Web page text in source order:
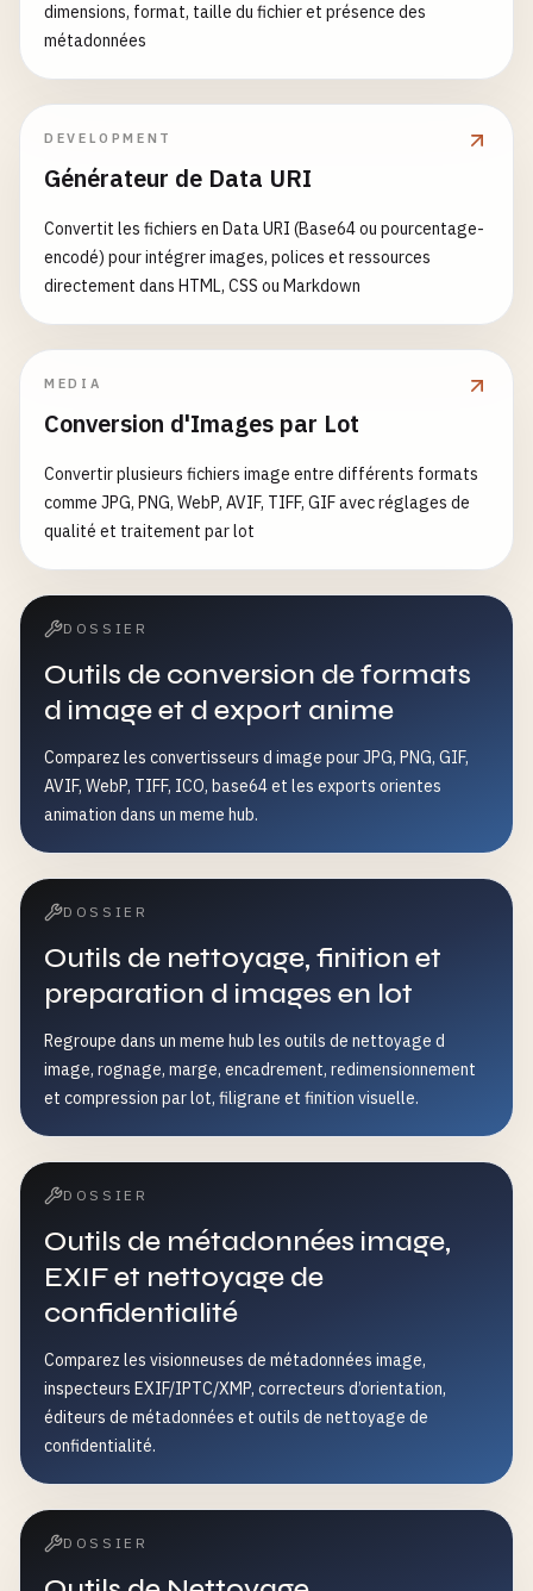
dimensions, format, taille du fichier et présence des
métadonnées
DEVELOPMENT
Générateur de Data URI
Convertit les fichiers en Data URI (Base64 ou pourcentage-
encodé) pour intégrer images, polices et ressources
directement dans HTML, CSS ou Markdown
MEDIA
Conversion d'Images par Lot
Convertir plusieurs fichiers image entre différents formats
comme JPG, PNG, WebP, AVIF, TIFF, GIF avec réglages de
qualité et traitement par lot
DOSSIER
Outils de conversion de formats
d image et d export anime
Comparez les convertisseurs d image pour JPG, PNG, GIF,
AVIF, WebP, TIFF, ICO, base64 et les exports orientes
animation dans un meme hub.
DOSSIER
Outils de nettoyage, finition et
preparation d images en lot
Regroupe dans un meme hub les outils de nettoyage d
image, rognage, marge, encadrement, redimensionnement
et compression par lot, filigrane et finition visuelle.
DOSSIER
Outils de métadonnées image,
EXIF et nettoyage de
confidentialité
Comparez les visionneuses de métadonnées image,
inspecteurs EXIF/IPTC/XMP, correcteurs d’orientation,
éditeurs de métadonnées et outils de nettoyage de
confidentialité.
DOSSIER